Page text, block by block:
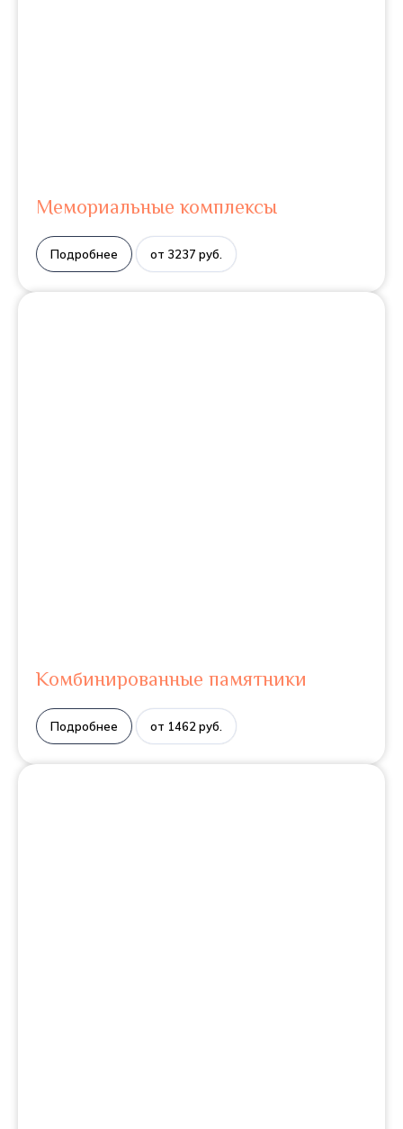
Мемориальные комплексы
Подробнее от 3237 руб.
Комбинированные памятники
Подробнее от 1462 руб.